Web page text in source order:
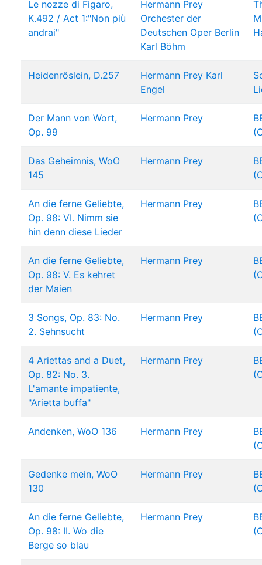
Le nozze di Figaro,
K.492 / Act 1:"Non più
andrai"
Hermann Prey
Orchester der
Deutschen Oper Berlin
Karl Böhm
Heidenröslein, D.257 Hermann Prey Karl
Engel
Der Mann von Wort,
Op. 99
Hermann Prey
Das Geheimnis, WoO
145
Hermann Prey
An die ferne Geliebte,
Op. 98: VI. Nimm sie
hin denn diese Lieder
Hermann Prey
An die ferne Geliebte,
Op. 98: V. Es kehret
der Maien
Hermann Prey
3 Songs, Op. 83: No.
2. Sehnsucht
Hermann Prey
4 Ariettas and a Duet,
Op. 82: No. 3.
L'amante impatiente,
"Arietta buffa"
Hermann Prey
Andenken, WoO 136 Hermann Prey
Gedenke mein, WoO
130
Hermann Prey
An die ferne Geliebte,
Op. 98: II. Wo die
Berge so blau
Hermann Prey